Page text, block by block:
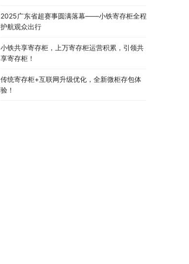
2025广东省超赛事圆满落幕——小铁寄存柜全程
护航观众出行
小铁共享寄存柜，上万寄存柜运营积累，引领共
享寄存柜！
传统寄存柜+互联网升级优化，全新微柜存包体
验！